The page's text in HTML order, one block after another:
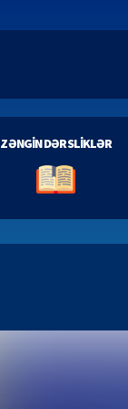
ZƏNGİN DƏRSLİKLƏR